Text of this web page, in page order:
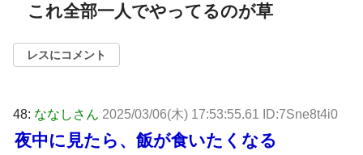
これ全部一人でやってるのが草
レスにコメント
48: ななしさん 2025/03/06(木) 17:53:55.61 ID:7Sne8t4i0
夜中に見たら、飯が食いたくなる